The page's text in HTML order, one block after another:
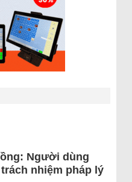
Người dùng
nhiệm pháp lý